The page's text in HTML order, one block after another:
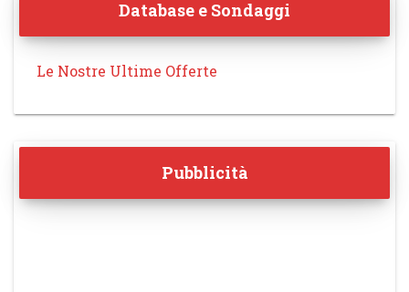
Database e Sondaggi
Le Nostre Ultime Offerte
Pubblicità